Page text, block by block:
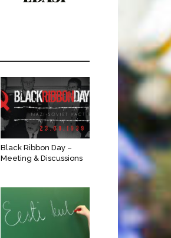
Black Ribbon Day –
Meeting & Discussions